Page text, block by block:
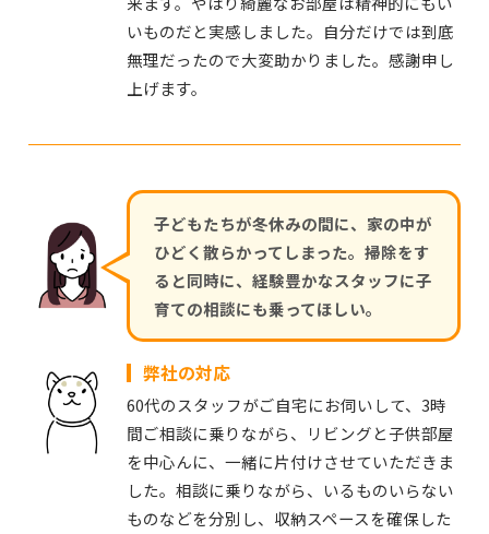
いものだと実感しました。自分だけでは到底
無理だったので大変助かりました。感謝申し
上げます。
子どもたちが冬休みの間に、家の中が
ひどく散らかってしまった。掃除をす
ると同時に、経験豊かなスタッフに子
育ての相談にも乗ってほしい。
弊社の対応
60代のスタッフがご自宅にお伺いして、3時
間ご相談に乗りながら、リビングと子供部屋
を中心んに、一緒に片付けさせていただきま
した。相談に乗りながら、いるものいらない
ものなどを分別し、収納スペースを確保した